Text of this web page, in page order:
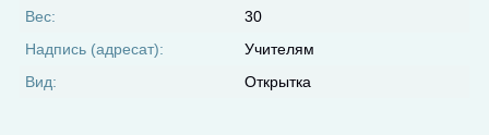
Вес:
30
Надпись (адресат):
Учителям
Вид:
Открытка